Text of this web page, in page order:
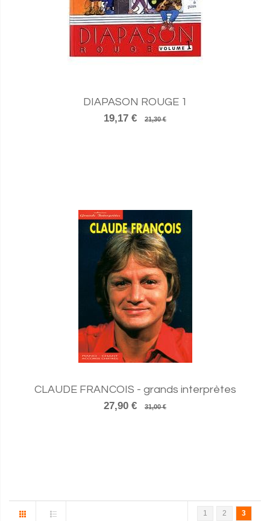
DIAPASON ROUGE 1
19,17 €
21,30 €
CLAUDE FRANCOIS - grands interprètes
27,90 €
31,00 €
1 2 3